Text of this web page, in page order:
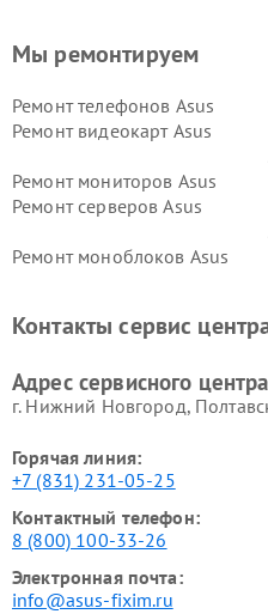
Мы ремонтируем
Ремонт телефонов Asus
Ремонт видеокарт Asus
Ремонт мониторов Asus
Ремонт серверов Asus
Ремонт моноблоков Asus
Контакты сервис
Адрес сервисного
г. Нижний Новгород,
Горячая линия:
+7 (831) 231-05-25
Контактный телефон:
8 (800) 100-33-26
Электронная почта:
info@asus-fixim.ru